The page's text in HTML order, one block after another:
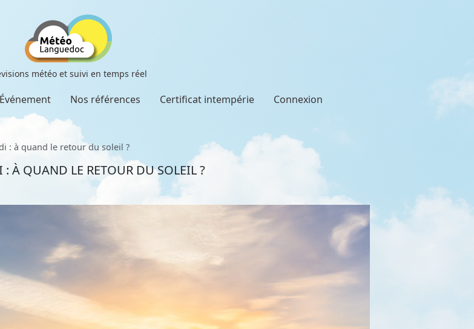
météo et suivi en temps réel
Événement Nos références Certificat intempérie Connexion
: à quand le retour du soleil ?
À QUAND LE RETOUR DU SOLEIL ?